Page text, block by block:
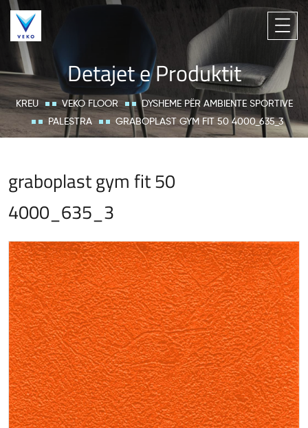
Detajet e Produktit
KREU VEKO FLOOR
DYSHEME PËR AMBIENTE SPORTIVE
PALESTRA
GRABOPLAST GYM FIT 50 4000_635_3
graboplast gym fit 50
4000_635_3